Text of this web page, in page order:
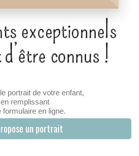
portrait de votre enfant,
en remplissant
formulaire en ligne.
un portrait